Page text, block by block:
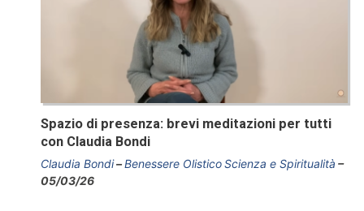
Spazio di presenza: brevi meditazioni per tutti
con Claudia Bondi
Claudia Bondi Benessere OlisticoScienza e Spiritualità
05/03/26